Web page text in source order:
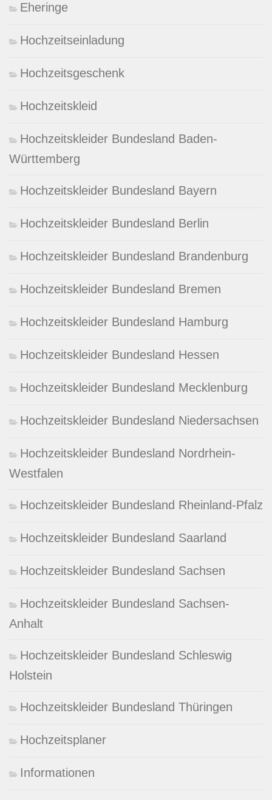
Eheringe
Hochzeitseinladung
Hochzeitsgeschenk
Hochzeitskleid
Hochzeitskleider Bundesland Baden-
Württemberg
Hochzeitskleider Bundesland Bayern
Hochzeitskleider Bundesland Berlin
Hochzeitskleider Bundesland Brandenburg
Hochzeitskleider Bundesland Bremen
Hochzeitskleider Bundesland Hamburg
Hochzeitskleider Bundesland Hessen
Hochzeitskleider Bundesland Mecklenburg
Hochzeitskleider Bundesland Niedersachsen
Hochzeitskleider Bundesland Nordrhein-
Westfalen
Hochzeitskleider Bundesland Rheinland-Pfalz
Hochzeitskleider Bundesland Saarland
Hochzeitskleider Bundesland Sachsen
Hochzeitskleider Bundesland Sachsen-
Anhalt
Hochzeitskleider Bundesland Schleswig
Holstein
Hochzeitskleider Bundesland Thüringen
Hochzeitsplaner
Informationen